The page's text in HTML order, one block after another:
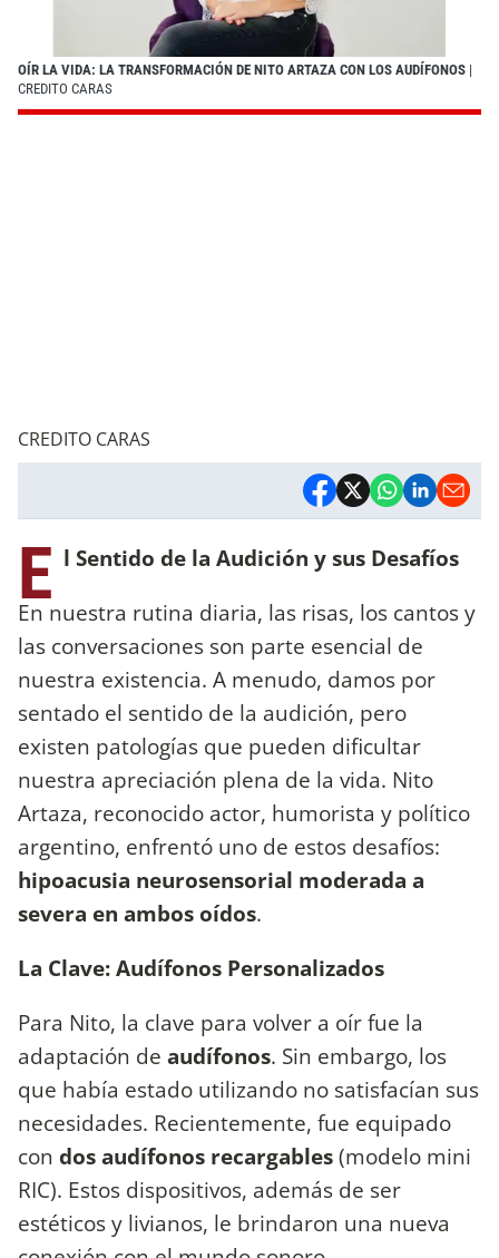
OÍR LA VIDA: LA TRANSFORMACIÓN DE NITO ARTAZA CON LOS AUDÍFONOS |
CREDITO CARAS
CREDITO CARAS
E l Sentido de la Audición y sus Desafíos
En nuestra rutina diaria, las risas, los cantos y
las conversaciones son parte esencial de
nuestra existencia. A menudo, damos por
sentado el sentido de la audición, pero
existen patologías que pueden dificultar
nuestra apreciación plena de la vida. Nito
Artaza, reconocido actor, humorista y político
argentino, enfrentó uno de estos desafíos:
hipoacusia neurosensorial moderada a
severa en ambos oídos.
La Clave: Audífonos Personalizados
Para Nito, la clave para volver a oír fue la
adaptación de audífonos. Sin embargo, los
que había estado utilizando no satisfacían sus
necesidades. Recientemente, fue equipado
con dos audífonos recargables(modelo mini
RIC). Estos dispositivos, además de ser
estéticos y livianos, le brindaron una nueva